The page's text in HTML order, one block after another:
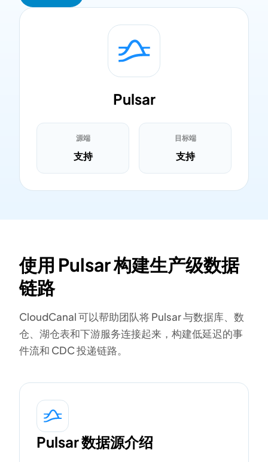
Pulsar
源端
支持
目标端
支持
使用 Pulsar 构建生产级数据
链路
CloudCanal 可以帮助团队将 Pulsar 与数据库、数
仓、湖仓表和下游服务连接起来，构建低延迟的事
件流和 CDC 投递链路。
Pulsar 数据源介绍